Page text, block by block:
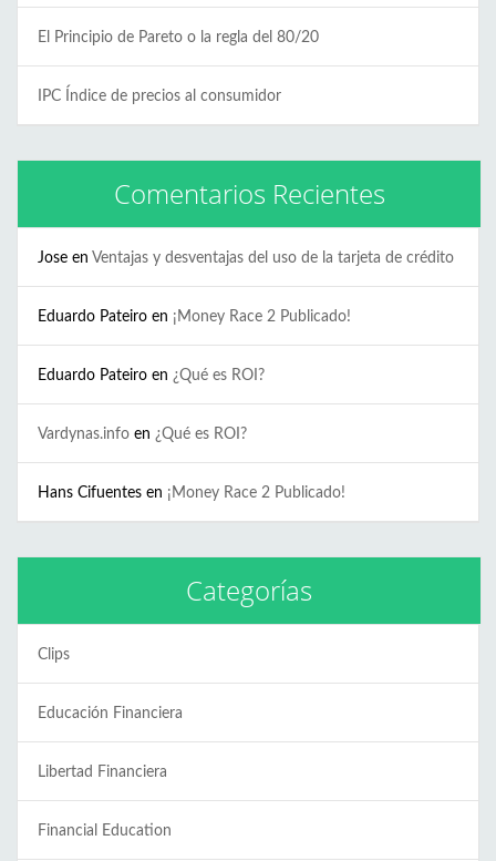
El Principio de Pareto o la regla del 80/20
IPC Índice de precios al consumidor
Comentarios Recientes
Jose en Ventajas y desventajas del uso de la tarjeta de crédito
Eduardo Pateiro en ¡Money Race 2 Publicado!
Eduardo Pateiro en ¿Qué es ROI?
Vardynas.info en ¿Qué es ROI?
Hans Cifuentes en ¡Money Race 2 Publicado!
Categorías
Clips
Educación Financiera
Libertad Financiera
Financial Education